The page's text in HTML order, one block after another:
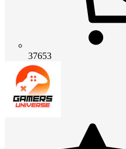
37653